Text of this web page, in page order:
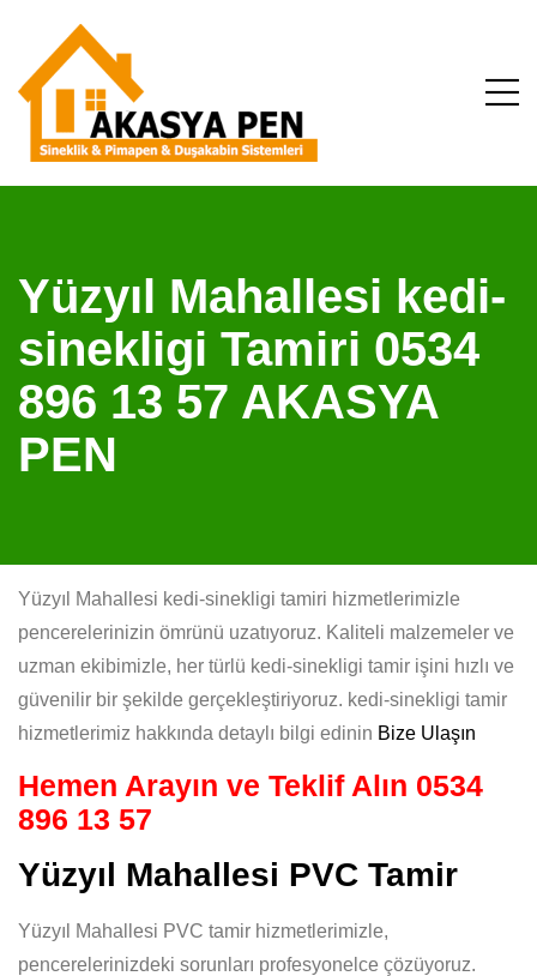
Yüzyıl Mahallesi kedi-
sinekligi Tamiri 0534
896 13 57 AKASYA
PEN
Yüzyıl Mahallesi kedi-sinekligi tamiri hizmetlerimizle
pencerelerinizin ömrünü uzatıyoruz. Kaliteli malzemeler ve
uzman ekibimizle, her türlü kedi-sinekligi tamir işini hızlı ve
güvenilir bir şekilde gerçekleştiriyoruz. kedi-sinekligi tamir
hizmetlerimiz hakkında detaylı bilgi edinin Bize Ulaşın
Hemen Arayın ve Teklif Alın 0534
896 13 57
Yüzyıl Mahallesi PVC Tamir
Yüzyıl Mahallesi PVC tamir hizmetlerimizle,
pencerelerinizdeki sorunları profesyonelce çözüyoruz.